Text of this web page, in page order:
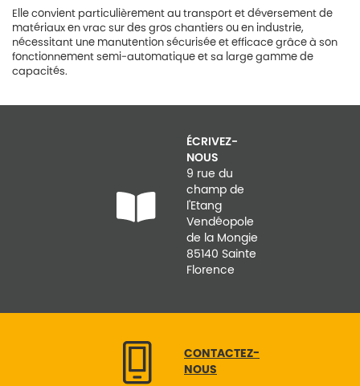
Elle convient particulièrement au transport et déversement de
matériaux en vrac sur des gros chantiers ou en industrie,
nécessitant une manutention sécurisée et efficace grâce à son
fonctionnement semi-automatique et sa large gamme de
capacités.
ÉCRIVEZ-
NOUS
9 rue du
champ de
l'Etang
Vendéopole
de la Mongie
85140 Sainte
Florence
CONTACTEZ-
NOUS